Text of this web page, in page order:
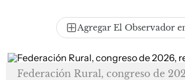
Agregar El Observador
Federación Rural, congreso de